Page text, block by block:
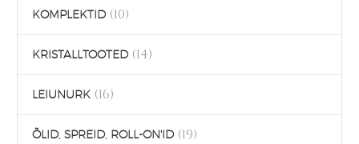
KOMPLEKTID (10)
KRISTALLTOOTED (14)
LEIUNURK (16)
ÕLID, SPREID, ROLL-ON'ID (19)